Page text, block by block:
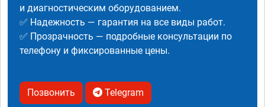
и диагностическим оборудованием.
✅ Надежность — гарантия на все виды работ.
✅ Прозрачность — подробные консультации по
телефону и фиксированные цены.
Позвонить Telegram